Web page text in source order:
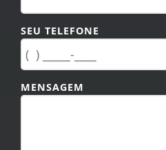
SEU TELEFONE
MENSAGEM